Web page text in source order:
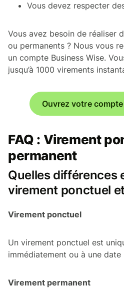
Vous devez respecter
Vous avez besoin de réaliser
ou permanents ? Nous vous
un compte Business Wise.
jusqu’à 1000 virements
Ouvrez votre
FAQ : Virement
permanent
Quelles différences
virement ponctuel
Virement ponctuel
Un virement ponctuel est
immédiatement ou à une date
Virement permanent